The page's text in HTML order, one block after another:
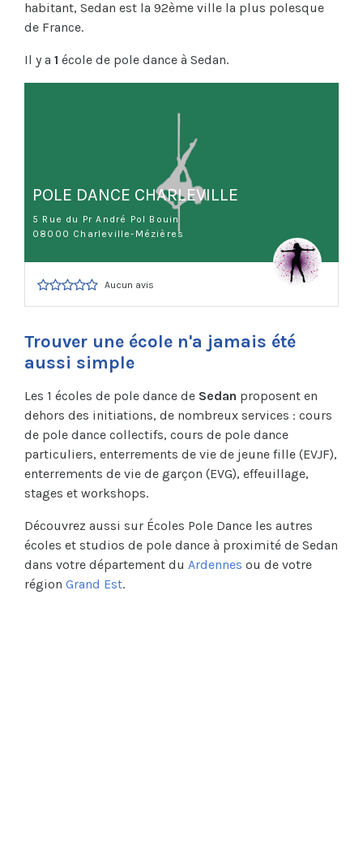
habitant, Sedan est la 92ème ville la plus polesque
de France.
Il y a 1 école de pole dance à Sedan.
POLE DANCE CHARLEVILLE
5 Rue du Pr André Pol Bouin
08000 Charleville-Mézières
Aucun avis
Trouver une école n'a jamais été
aussi simple
Les 1 écoles de pole dance de Sedan proposent en
dehors des initiations, de nombreux services : cours
de pole dance collectifs, cours de pole dance
particuliers, enterrements de vie de jeune fille (EVJF),
enterrements de vie de garçon (EVG), effeuillage,
stages et workshops.
Découvrez aussi sur Écoles Pole Dance les autres
écoles et studios de pole dance à proximité de Sedan
dans votre département du Ardennes ou de votre
région Grand Est.